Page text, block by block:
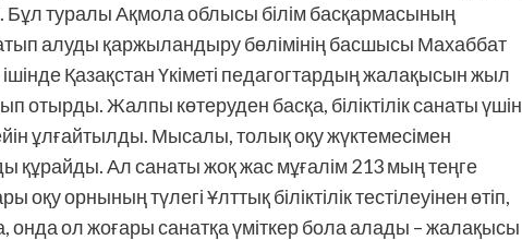
Бұл туралы Ақмола облысы білім басқармасының
алуды қаржыландыру бөлімінің басшысы Махаббат
Қазақстан Үкіметі педагогтардың жалақысын жыл
отырды. Жалпы көтеруден басқа, біліктілік санаты үшін
ұлғайтылды. Мысалы, толық оқу жүктемесімен
құрайды. Ал санаты жоқ жас мұғалім 213 мың теңге
орнының түлегі Ұлттық біліктілік тестілеуінен өтіп,
онда ол жоғары санатқа үміткер бола алады – жалақысы